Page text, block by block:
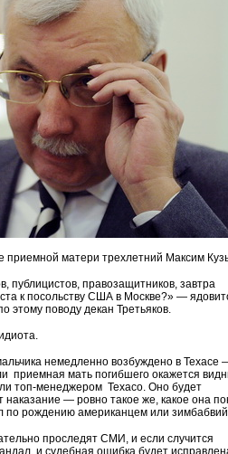
приемной матери трехлетний Максим
публицистов, правозащитников, завтра
к посольству США в Москве?» —
этому поводу декан Третьяков.
немедленно возбуждено в Техасе
приемная мать погибшего окажется
топ-менеджером Texaco. Оно будет
наказание — ровно такое же, какое она
по рождению американцем или
проследят СМИ, и если случится
и судебная ошибка будет